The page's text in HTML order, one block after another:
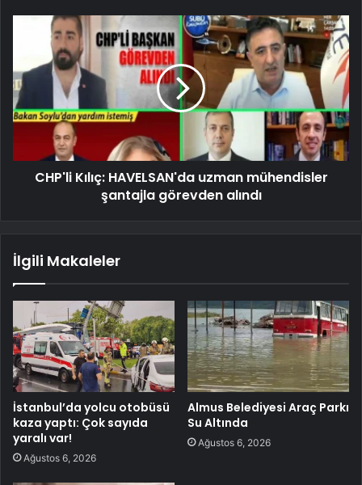
CHP'li Kılıç: HAVELSAN'da uzman mühendisler
şantajla görevden alındı
İlgili Makaleler
İstanbul’da yolcu otobüsü
kaza yaptı: Çok sayıda
yaralı var!
Ağustos 6, 2026
Almus Belediyesi Araç Parkı
Su Altında
Ağustos 6, 2026